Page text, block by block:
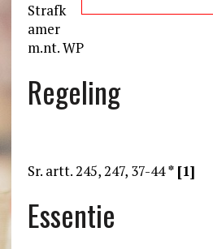
Strafk
amer
m.nt. WP
Regeling
Sr. artt. 245, 247, 37-44* [1]
Essentie